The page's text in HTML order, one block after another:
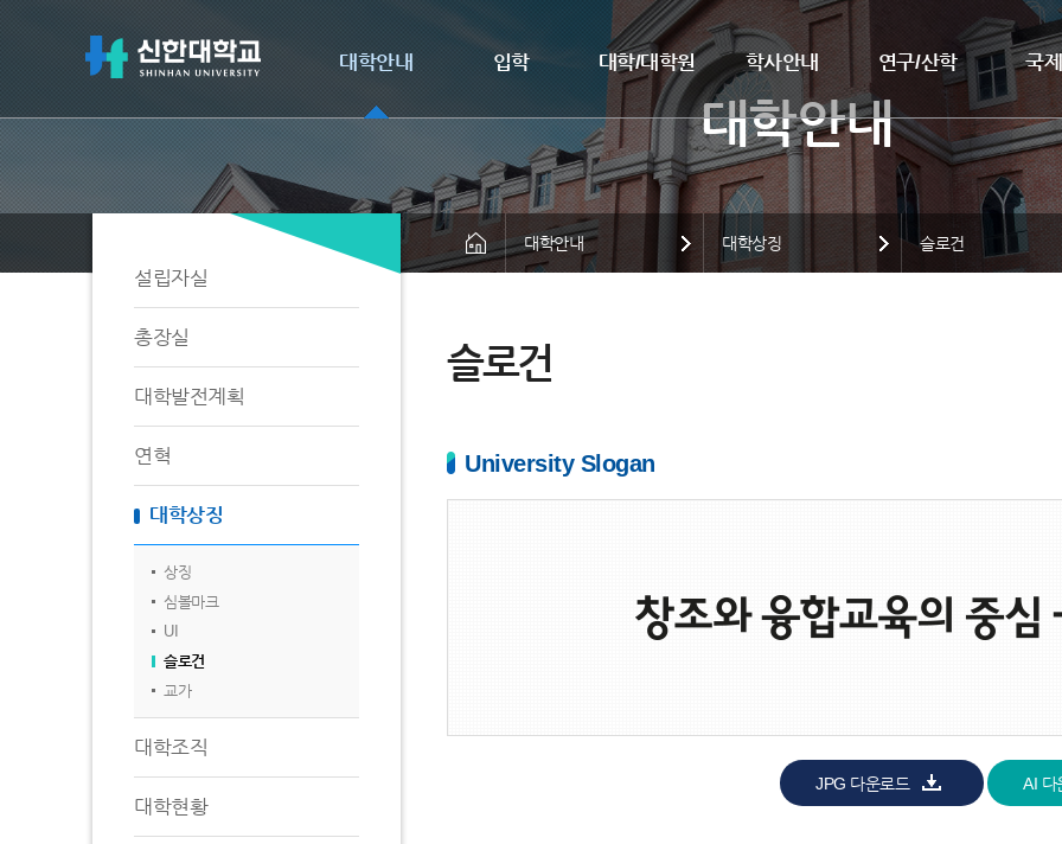
대학안내 입학 대학/대학원 학사안내 연구/산학 국
설립자실
총장실
대학발전계획
연혁
대학상징
상징
심볼마크
UI
슬로건
교가
대학조직
대학현황
대학안내 대학상징 슬로건
슬로건
University Slogan
JPG 다운로드 AI 다